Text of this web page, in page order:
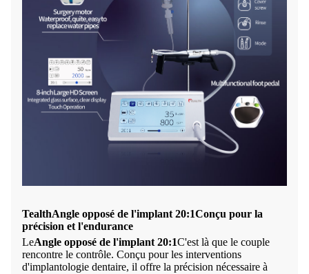
TealthAngle opposé de l'implant 20:1Conçu pour la
précision et l'endurance
LeAngle opposé de l'implant 20:1C'est là que le couple
rencontre le contrôle. Conçu pour les interventions
d'implantologie dentaire, il offre la précision nécessaire à